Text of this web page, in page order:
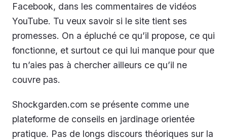
Facebook, dans les commentaires de vidéos
YouTube. Tu veux savoir si le site tient ses
promesses. On a épluché ce qu’il propose, ce qui
fonctionne, et surtout ce qui lui manque pour que
tu n’aies pas à chercher ailleurs ce qu’il ne
couvre pas.
Shockgarden.com se présente comme une
plateforme de conseils en jardinage orientée
pratique. Pas de longs discours théoriques sur la